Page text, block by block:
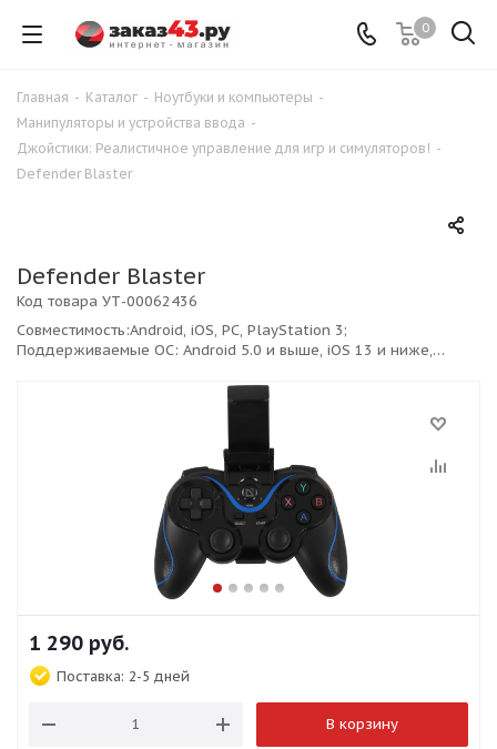
0
Главная - Каталог - Ноутбуки и компьютеры -
Манипуляторы и устройства ввода -
Джойстики: Реалистичное управление для игр и симуляторов! -
Defender Blaster
Defender Blaster
Совместимость:Android, iOS, PC, PlayStation 3;
Поддерживаемые ОС: Android 5.0 и выше, iOS 13 и ниже,
Bluetooth; Питание от USB, от аккумулятора:есть
Код товара УТ-00062436
1 290 руб.
Поставка: 2-5 дней
В корзину